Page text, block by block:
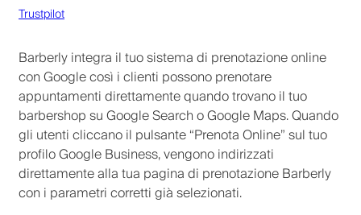
Trustpilot
Barberly integra il tuo sistema di prenotazione online
con Google così i clienti possono prenotare
appuntamenti direttamente quando trovano il tuo
barbershop su Google Search o Google Maps. Quando
gli utenti cliccano il pulsante “Prenota Online” sul tuo
profilo Google Business, vengono indirizzati
direttamente alla tua pagina di prenotazione Barberly
con i parametri corretti già selezionati.